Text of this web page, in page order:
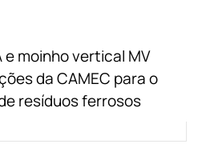
e moinho vertical MV
da CAMEC para o
resíduos ferrosos